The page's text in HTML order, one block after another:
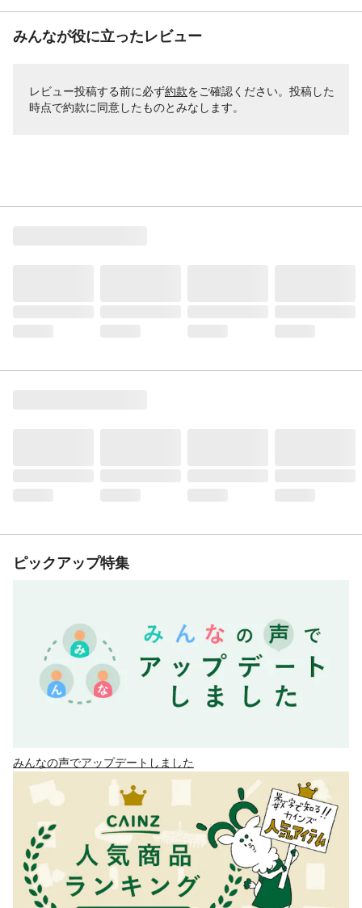
みんなが役に立ったレビュー
レビュー投稿する前に必ず約款をご確認ください。投稿した
時点で約款に同意したものとみなします。
ピックアップ特集
みんなの声でアップデートしました